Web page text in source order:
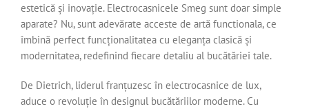
estetică și inovație. Electrocasnicele Smeg sunt doar simple
aparate? Nu, sunt adevărate acceste de artă functionala, ce
îmbină perfect funcționalitatea cu eleganța clasică și
modernitatea, redefinind fiecare detaliu al bucătăriei tale.
De Dietrich, liderul franțuzesc în electrocasnice de lux,
aduce o revoluție în designul bucătăriilor moderne. Cu